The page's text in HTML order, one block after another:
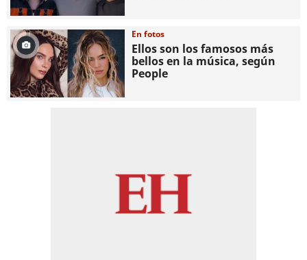
En fotos
Ellos son los famosos más
bellos en la música, según
People